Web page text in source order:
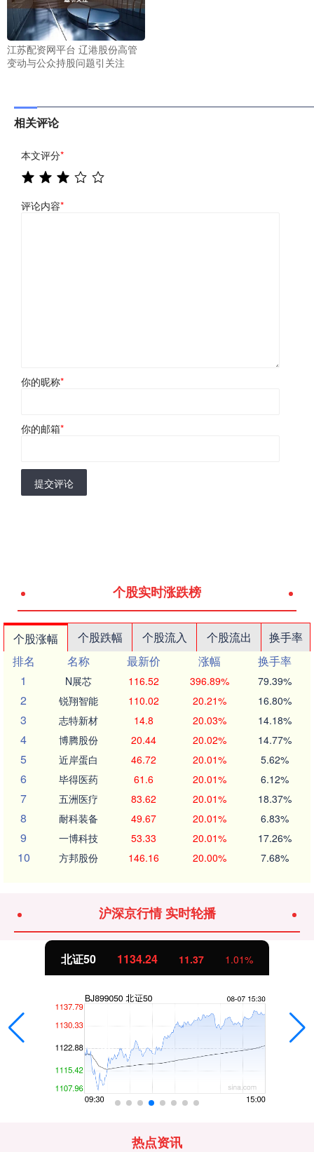
江苏配资网平台 辽港股份高管
变动与公众持股问题引关注
相关评论
本文评分*
评论内容*
你的昵称*
你的邮箱*
提交评论
个股实时涨跌榜
个股涨幅 个股跌幅 个股流入 个股流出
换手率
排名
名称 最新价 涨幅
换手率
1
N展芯 116.52 396.89% 79.39%
2 锐翔智能 110.02 20.21% 16.80%
3 志特新材 14.8 20.03% 14.18%
4 博腾股份 20.44 20.02% 14.77%
5 近岸蛋白 46.72 20.01% 5.62%
6 毕得医药 61.6 20.01% 6.12%
7 五洲医疗 83.62 20.01% 18.37%
8 耐科装备 49.67 20.01% 6.83%
9 一博科技 53.33 20.01% 17.26%
10 方邦股份 146.16 20.00% 7.68%
沪深京行情 实时轮播
北证50 1134.24 11.37 1.01%
热点资讯